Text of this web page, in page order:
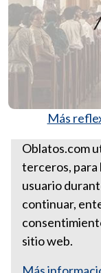
Más
EL PAN
Oblatos.com
terceros, para
usuario
continuar,
sitio web.